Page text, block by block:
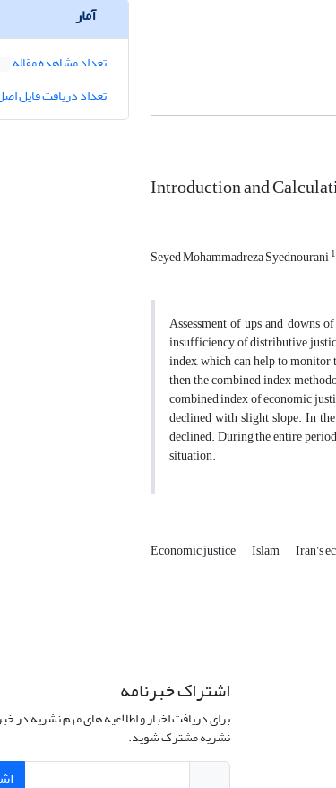
Introduction and
Seyed Mohammadreza Syednourani1
Assessment of ups and downs
insufficiency of distributive
index, which can help to
then the combined index
combined index of economic
declined with slight slope. In
declined. During the entire
situation.
Economic justice Islam Iran’s
آمار
تعداد مشاهده مقاله
تعداد دریافت فایل
اشتراک خبرنامه
برای دریافت اخبار و اطلاعیه های مهم نشریه در
نشریه مشترک شوید.